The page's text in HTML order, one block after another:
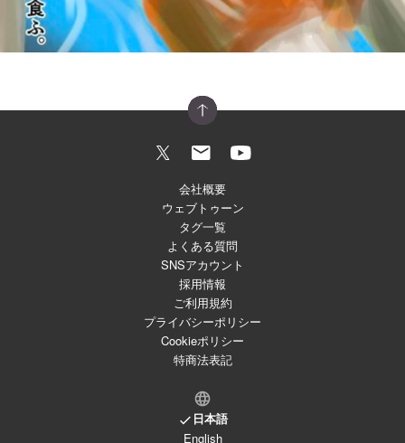
会社概要
ウェブトゥーン
タグ一覧
よくある質問
SNSアカウント
採用情報
ご利用規約
プライバシーポリシー
Cookieポリシー
特商法表記
日本語
English